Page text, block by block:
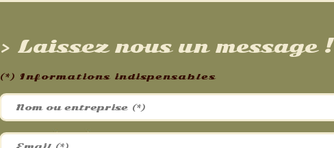
> Laissez nous un message !
(*) Informations indispensables